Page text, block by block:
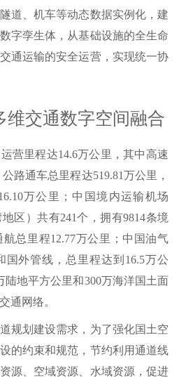
道、机车等动态数据实例化，建
字孪生体，从基础设施的全生命
通运输的安全运营，实现统一协
维交通数字空间融合
营里程达14.6万公里，其中高速
路通车总里程达519.81万公里，
万公里；中国境内运输机场
区）共有241个，拥有9814条境
总里程12.77万公里；中国油气
外管线，总里程达到16.5万公
陆地平方公里和300万海洋国土面
通网络。
规划建设需求，为了强化国土空
的约束和规范，节约利用通道线
源、空域资源、水域资源，促进